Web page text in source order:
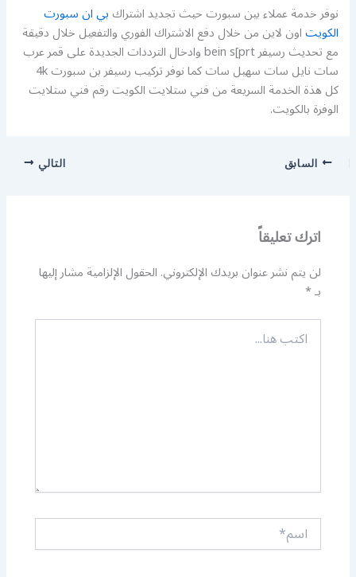
نوفر خدمة عملاء بين سبورت حيث تجديد اشتراكبي ان سبورت
الكويتاون لاين من خلال دفع الاشتراك الفوري والتفعيل خلال دقيقة
مع تحديث رسيفر bein s[prt وادخال الترددات الجديدة على قمر عرب
سات نايل سات سهيل سات كما نوفر تركيب رسيفر بن سبورت 4k
كل هذة الخدمة السريعة من فني ستلايت الكويت رقم فني ستلايت
الوفرة بالكويت.
السابق التالي
اترك تعليقاً
لن يتم نشر عنوان بريدك الإلكتروني.الحقول الإلزامية مشار إليها
بـ*
اكتب
هنا...
اسم*